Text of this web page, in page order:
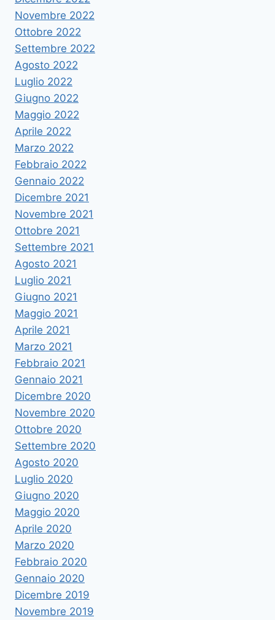
Novembre 2022
Ottobre 2022
Settembre 2022
Agosto 2022
Luglio 2022
Giugno 2022
Maggio 2022
Aprile 2022
Marzo 2022
Febbraio 2022
Gennaio 2022
Dicembre 2021
Novembre 2021
Ottobre 2021
Settembre 2021
Agosto 2021
Luglio 2021
Giugno 2021
Maggio 2021
Aprile 2021
Marzo 2021
Febbraio 2021
Gennaio 2021
Dicembre 2020
Novembre 2020
Ottobre 2020
Settembre 2020
Agosto 2020
Luglio 2020
Giugno 2020
Maggio 2020
Aprile 2020
Marzo 2020
Febbraio 2020
Gennaio 2020
Dicembre 2019
Novembre 2019